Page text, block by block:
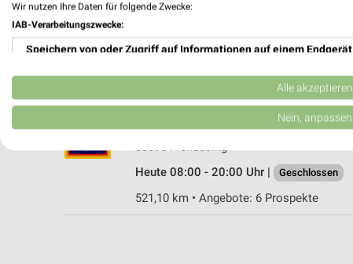
83395 Freilassing
Heute 07:00 - 20:00 Uhr | Geschlossen
Schillerstraße 2
83395 Freilassing
Heute 08:00 - 20:00 Uhr |
Geschlossen
521,10 km • Angebote: 6 Prospekte
Wir nutzen Ihre Daten für folgende Zwecke:
IAB-Verarbeitungszwecke:
Speichern von oder Zugriff auf Informationen auf einem Endgerät
Verwendung reduzierter Daten zur Auswahl von Werbeanzeigen
Erstellung von Profilen für personalisierte Werbung
Erstellung von Profilen zur Personalisierung von Inhalten
Alle akzeptieren
Nein, anpassen